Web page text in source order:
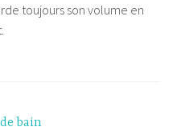
toujours son volume en
bain